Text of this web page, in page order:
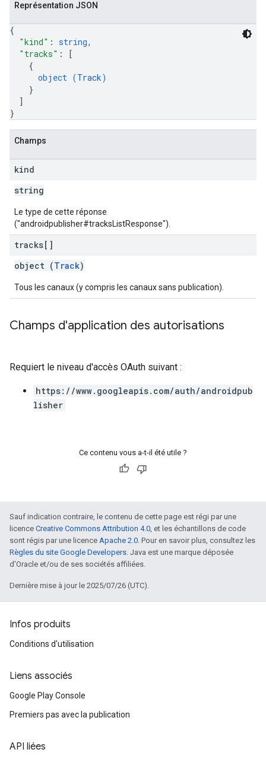
Représentation JSON
{
"kind" : string,
"tracks" :
[
{
object (Track)
}
]
}
Champs
kind
string
Le type de cette réponse
("androidpublisher#tracksListResponse").
tracks[]
object (Track)
Tous les canaux (y compris les canaux sans publication).
Champs d'application des autorisations
Requiert le niveau d'accès OAuth suivant :
https://www.googleapis.com/auth/androidpub
lisher
Ce contenu vous a-t-il été utile ?
Sauf indication contraire, le contenu de cette page est régi par une
licence Creative Commons Attribution 4.0, et les échantillons de code
sont régis par une licence Apache 2.0. Pour en savoir plus, consultez les
Règles du site Google Developers. Java est une marque déposée
d'Oracle et/ou de ses sociétés affiliées.
Dernière mise à jour le 2025/07/26 (UTC).
Infos produits
Conditions d'utilisation
Liens associés
Google Play Console
Premiers pas avec la publication
API liées